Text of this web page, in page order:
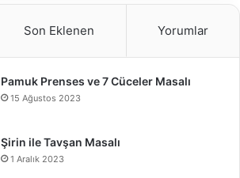
Son Eklenen Yorumlar
Pamuk Prenses ve 7 Cüceler Masalı
15 Ağustos 2023
Şirin ile Tavşan Masalı
1 Aralık 2023